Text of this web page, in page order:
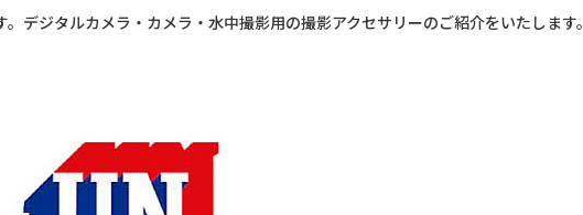
デジタルカメラ・カメラ・水中撮影用の撮影アクセサリーのご紹介をいたします。